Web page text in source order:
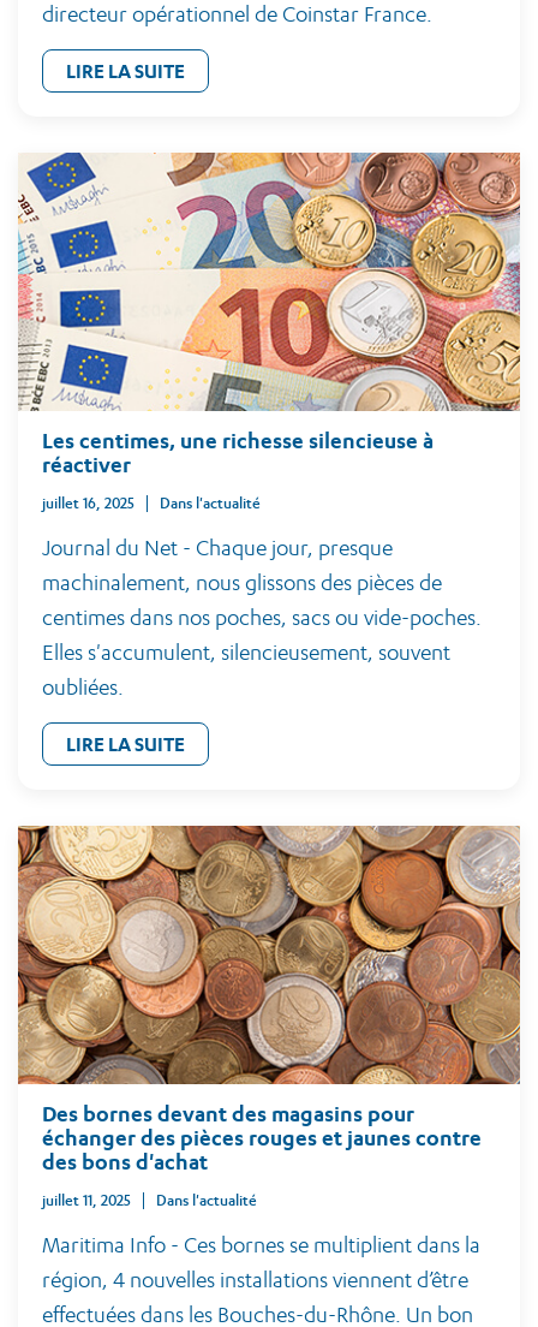
directeur opérationnel de Coinstar France.
LIRE LA SUITE
Les centimes, une richesse silencieuse à
réactiver
juillet 16, 2025 Dans l'actualité
Journal du Net - Chaque jour, presque
machinalement, nous glissons des pièces de
centimes dans nos poches, sacs ou vide-poches.
Elles s'accumulent, silencieusement, souvent
oubliées.
LIRE LA SUITE
Des bornes devant des magasins pour
échanger des pièces rouges et jaunes contre
des bons d'achat
juillet 11, 2025 Dans l'actualité
Maritima Info - Ces bornes se multiplient dans la
région, 4 nouvelles installations viennent d’être
effectuées dans les Bouches-du-Rhône. Un bon